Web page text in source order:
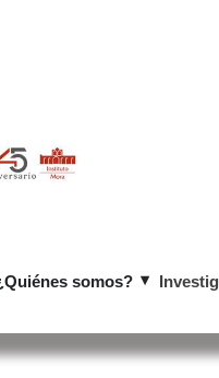
somos?